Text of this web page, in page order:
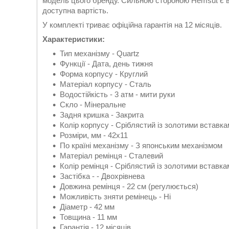
доступна вартість.
У комплекті триває офіційна гарантія на 12 місяців.
Характеристики:
Тип механізму - Quartz
Функції - Дата, день тижня
Форма корпусу - Круглий
Матеріал корпусу - Сталь
Водостійкість - 3 атм - мити руки
Скло - Мінеральне
Задня кришка - Закрита
Колір корпусу - Сріблястий із золотими
Розміри, мм - 42х11
По країні механізму - З японським механізмом
Матеріал ремінця - Сталевий
Колір ремінця - Сріблястий із золотими
Застібка - - Двохрівнева
Довжина ремінця - 22 см (регулюється)
Можливість зняти ремінець - Ні
Діаметр - 42 мм
Товщина - 11 мм